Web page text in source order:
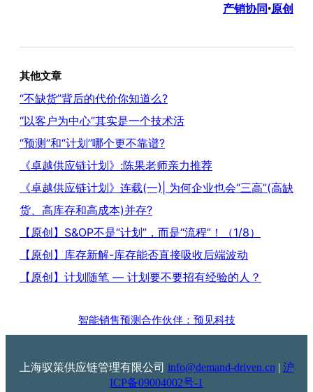
产销协同•原创
其他文章
“不缺货”背后的代价你知道么?
“以客户为中心”其实是一个技术活
“预测”和“计划”哪个更不靠谱?
《卓越供应链计划》:陈果老师亲力推荐
《卓越供应链计划》连载(一)| 为何企业也会“三高”(高缺
货、高库存和高成本)并存?
【原创】S&OP不是“计划”，而是“流程”！（1/8）
【原创】库存新解-库存能否直接吸收后端波动
【原创】计划随笔 — 计划要不要招有经验的人？
智能销售预测合作伙伴：预见科技
上海驭策供应链管理有限公司 info@demand-driven.cn | 沪
ICP备09004002号-1